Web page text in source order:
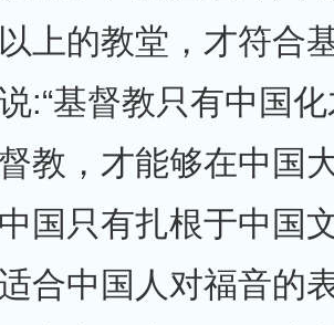
上的教堂，才符合
:“基督教只有中国
教，才能够在中国
国只有扎根于中国
合中国人对福音的